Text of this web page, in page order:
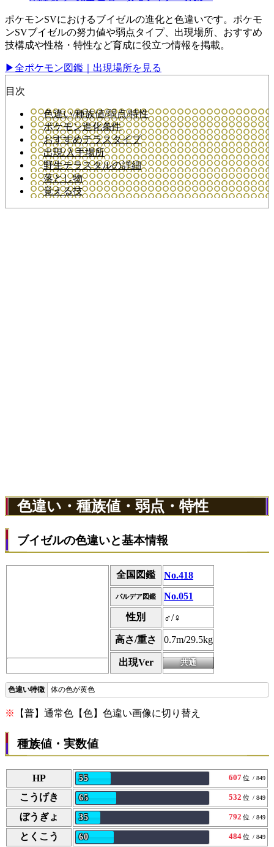
ポケモンSVにおけるブイゼルの進化と色違いです。ポケモ
ンSVブイゼルの努力値や弱点タイプ、出現場所、おすすめ
技構成や性格・特性など育成に役立つ情報を掲載。
▶全ポケモン図鑑｜出現場所を見る
目次
色違い/種族値/弱点/特性
ポケモン進化条件
おすすめテラスタイプ
出現/入手場所
野生テラスタルの詳細
落とし物
覚える技
色違い・種族値・弱点・特性
ブイゼルの色違いと基本情報
全国図鑑 No.418
パルデア図鑑
No.051
性別
♂/♀
高さ/重さ 0.7m/29.5kg
出現Ver
体の色が黄色
※ 【普】通常色【色】色違い画像に切り替え
種族値・実数値
HP 55 607位 / 849
こうげき 65 532 位 / 849
ぼうぎょ 35 792 位 / 849
とくこう 60 484位 / 849